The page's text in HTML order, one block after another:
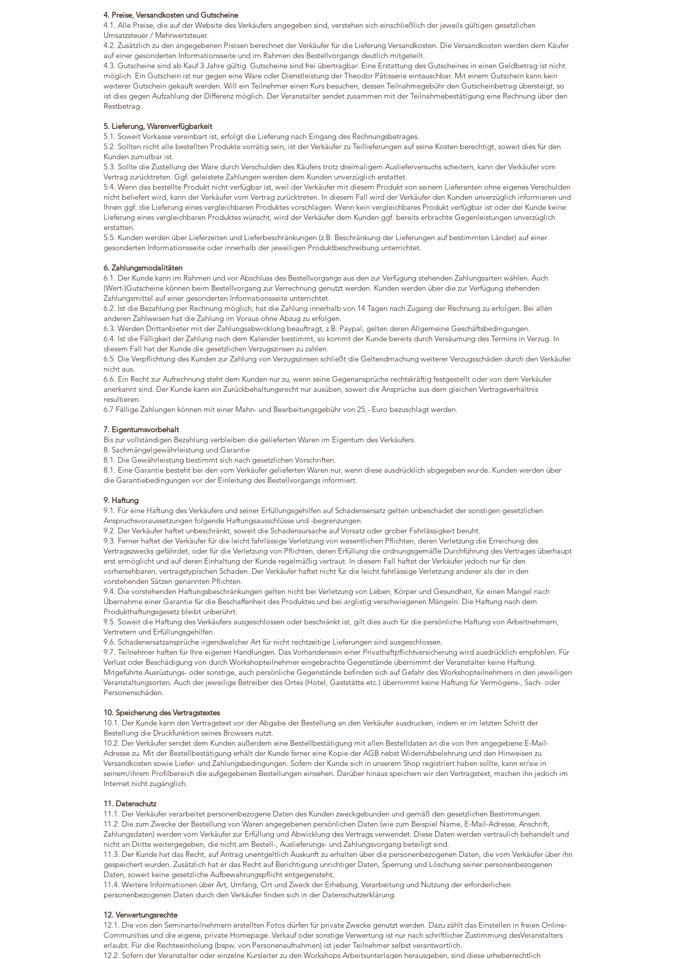
4. Preise, Versandkosten und Gutscheine
4.1. Alle Preise, die auf der Website des Verkäufers angegeben sind, verstehen sich einschließlich der jeweils gültigen gesetzlichen
Umsatzsteuer / Mehrwertsteuer.
4.2. Zusätzlich zu den angegebenen Preisen berechnet der Verkäufer für die Lieferung Versandkosten. Die Versandkosten werden dem Käufer
auf einer gesonderten Informationsseite und im Rahmen des Bestellvorgangs deutlich mitgeteilt.
4.3. Gutscheine sind ab Kauf 3 Jahre gültig. Gutscheine sind frei übertragbar. Eine Erstattung des Gutscheines in einen Geldbetrag ist nicht
möglich. Ein Gutschein ist nur gegen eine Ware oder Dienstleistung der Theodor Pâtisserie eintauschbar. Mit einem Gutschein kann kein
weiterer Gutschein gekauft werden. Will ein Teilnehmer einen Kurs besuchen, dessen Teilnahmegebühr den Gutscheinbetrag übersteigt, so
ist dies gegen Aufzahlung der Differenz möglich. Der Veranstalter sendet zusammen mit der Teilnahmebestätigung eine Rechnung über den
Restbetrag.
5. Lieferung, Warenverfügbarkeit
5.1. Soweit Vorkasse vereinbart ist, erfolgt die Lieferung nach Eingang des Rechnungsbetrages.
5.2. Sollten nicht alle bestellten Produkte vorrätig sein, ist der Verkäufer zu Teillieferungen auf seine Kosten berechtigt, soweit dies für den
Kunden zumutbar ist.
5.3. Sollte die Zustellung der Ware durch Verschulden des Käufers trotz dreimaligem Auslieferversuchs scheitern, kann der Verkäufer vom
Vertrag zurücktreten. Ggf. geleistete Zahlungen werden dem Kunden unverzüglich erstattet.
5.4. Wenn das bestellte Produkt nicht verfügbar ist, weil der Verkäufer mit diesem Produkt von seinem Lieferanten ohne eigenes Verschulden
nicht beliefert wird, kann der Verkäufer vom Vertrag zurücktreten. In diesem Fall wird der Verkäufer den Kunden unverzüglich informieren und
Ihnen ggf. die Lieferung eines vergleichbaren Produktes vorschlagen. Wenn kein vergleichbares Produkt verfügbar ist oder der Kunde keine
Lieferung eines vergleichbaren Produktes wünscht, wird der Verkäufer dem Kunden ggf. bereits erbrachte Gegenleistungen unverzüglich
erstatten.
5.5. Kunden werden über Lieferzeiten und Lieferbeschränkungen (z.B. Beschränkung der Lieferungen auf bestimmten Länder) auf einer
gesonderten Informationsseite oder innerhalb der jeweiligen Produktbeschreibung unterrichtet.
6. Zahlungsmodalitäten
6.1. Der Kunde kann im Rahmen und vor Abschluss des Bestellvorgangs aus den zur Verfügung stehenden Zahlungsarten wählen. Auch
(Wert-)Gutscheine können beim Bestellvorgang zur Verrechnung genutzt werden. Kunden werden über die zur Verfügung stehenden
Zahlungsmittel auf einer gesonderten Informationsseite unterrichtet.
6.2. Ist die Bezahlung per Rechnung möglich, hat die Zahlung innerhalb von 14 Tagen nach Zugang der Rechnung zu erfolgen. Bei allen
anderen Zahlweisen hat die Zahlung im Voraus ohne Abzug zu erfolgen.
6.3. Werden Drittanbieter mit der Zahlungsabwicklung beauftragt, z.B. Paypal, gelten deren Allgemeine Geschäftsbedingungen.
6.4. Ist die Fälligkeit der Zahlung nach dem Kalender bestimmt, so kommt der Kunde bereits durch Versäumung des Termins in Verzug. In
diesem Fall hat der Kunde die gesetzlichen Verzugszinsen zu zahlen.
6.5. Die Verpflichtung des Kunden zur Zahlung von Verzugszinsen schließt die Geltendmachung weiterer Verzugsschäden durch den Verkäufer
nicht aus.
6.6. Ein Recht zur Aufrechnung steht dem Kunden nur zu, wenn seine Gegenansprüche rechtskräftig festgestellt oder von dem Verkäufer
anerkannt sind. Der Kunde kann ein Zurückbehaltungsrecht nur ausüben, soweit die Ansprüche aus dem gleichen Vertragsverhältnis
resultieren.
6.7 Fällige Zahlungen können mit einer Mahn- und Bearbeitungsgebühr von 25,- Euro bezuschlagt werden.
7. Eigentumsvorbehalt
Bis zur vollständigen Bezahlung verbleiben die gelieferten Waren im Eigentum des Verkäufers.
8. Sachmängelgewährleistung und Garantie
8.1. Die Gewährleistung bestimmt sich nach gesetzlichen Vorschriften.
8.1. Eine Garantie besteht bei den vom Verkäufer gelieferten Waren nur, wenn diese ausdrücklich abgegeben wurde. Kunden werden über
die Garantiebedingungen vor der Einleitung des Bestellvorgangs informiert.
9. Haftung
9.1. Für eine Haftung des Verkäufers und seiner Erfüllungsgehilfen auf Schadensersatz gelten unbeschadet der sonstigen gesetzlichen
Anspruchsvoraussetzungen folgende Haftungsausschlüsse und -begrenzungen.
9.2. Der Verkäufer haftet unbeschränkt, soweit die Schadensursache auf Vorsatz oder grober Fahrlässigkeit beruht.
9.3. Ferner haftet der Verkäufer für die leicht fahrlässige Verletzung von wesentlichen Pflichten, deren Verletzung die Erreichung des
Vertragszwecks gefährdet, oder für die Verletzung von Pflichten, deren Erfüllung die ordnungsgemäße Durchführung des Vertrages überhaupt
erst ermöglicht und auf deren Einhaltung der Kunde regelmäßig vertraut. In diesem Fall haftet der Verkäufer jedoch nur für den
vorhersehbaren, vertragstypischen Schaden. Der Verkäufer haftet nicht für die leicht fahrlässige Verletzung anderer als der in den
vorstehenden Sätzen genannten Pflichten.
9.4. Die vorstehenden Haftungsbeschränkungen gelten nicht bei Verletzung von Leben, Körper und Gesundheit, für einen Mangel nach
Übernahme einer Garantie für die Beschaffenheit des Produktes und bei arglistig verschwiegenen Mängeln. Die Haftung nach dem
Produkthaftungsgesetz bleibt unberührt.
9.5. Soweit die Haftung des Verkäufers ausgeschlossen oder beschränkt ist, gilt dies auch für die persönliche Haftung von Arbeitnehmern,
Vertretern und Erfüllungsgehilfen.
9.6. Schadenersatzansprüche irgendwelcher Art für nicht rechtzeitige Lieferungen sind ausgeschlossen.
9.7. Teilnehmer haften für Ihre eigenen Handlungen. Das Vorhandensein einer Privathaftpflichtversicherung wird ausdrücklich empfohlen. Für
Verlust oder Beschädigung von durch Workshopteilnehmer eingebrachte Gegenstände übernimmt der Veranstalter keine Haftung.
Mitgeführte Ausrüstungs- oder sonstige, auch persönliche Gegenstände befinden sich auf Gefahr des Workshopteilnehmers in den jeweiligen
Veranstaltungsorten. Auch der jeweilige Betreiber des Ortes (Hotel, Gaststätte etc.) übernimmt keine Haftung für Vermögens-, Sach- oder
Personenschäden.
10. Speicherung des Vertragstextes
10.1. Der Kunde kann den Vertragstext vor der Abgabe der Bestellung an den Verkäufer ausdrucken, indem er im letzten Schritt der
Bestellung die Druckfunktion seines Browsers nutzt.
10.2. Der Verkäufer sendet dem Kunden außerdem eine Bestellbestätigung mit allen Bestelldaten an die von Ihm angegebene E-Mail-
Adresse zu. Mit der Bestellbestätigung erhält der Kunde ferner eine Kopie der AGB nebst Widerrufsbelehrung und den Hinweisen zu
Versandkosten sowie Liefer- und Zahlungsbedingungen. Sofern der Kunde sich in unserem Shop registriert haben sollte, kann er/sie in
seinem/ihrem Profilbereich die aufgegebenen Bestellungen einsehen. Darüber hinaus speichern wir den Vertragstext, machen ihn jedoch im
Internet nicht zugänglich.
11. Datenschutz
11.1. Der Verkäufer verarbeitet personenbezogene Daten des Kunden zweckgebunden und gemäß den gesetzlichen Bestimmungen.
11.2. Die zum Zwecke der Bestellung von Waren angegebenen persönlichen Daten (wie zum Beispiel Name, E-Mail-Adresse, Anschrift,
Zahlungsdaten) werden vom Verkäufer zur Erfüllung und Abwicklung des Vertrags verwendet. Diese Daten werden vertraulich behandelt und
nicht an Dritte weitergegeben, die nicht am Bestell-, Auslieferungs- und Zahlungsvorgang beteiligt sind.
11.3. Der Kunde hat das Recht, auf Antrag unentgeltlich Auskunft zu erhalten über die personenbezogenen Daten, die vom Verkäufer über ihn
gespeichert wurden. Zusätzlich hat er das Recht auf Berichtigung unrichtiger Daten, Sperrung und Löschung seiner personenbezogenen
Daten, soweit keine gesetzliche Aufbewahrungspflicht entgegensteht.
11.4. Weitere Informationen über Art, Umfang, Ort und Zweck der Erhebung, Verarbeitung und Nutzung der erforderlichen
personenbezogenen Daten durch den Verkäufer finden sich in der Datenschutzerklärung.
12. Verwertungsrechte
12.1. Die von den Seminarteilnehmern erstellten Fotos dürfen für private Zwecke genutzt werden. Dazu zählt das Einstellen in freien Online-
Communities und die eigene, private Homepage. Verkauf oder sonstige Verwertung ist nur nach schriftlicher Zustimmung desVeranstalters
erlaubt. Für die Rechteeinholung (bspw. von Personenaufnahmen) ist jeder Teilnehmer selbst verantwortlich.
12.2. Sofern der Veranstalter oder einzelne Kursleiter zu den Workshops Arbeitsunterlagen herausgeben, sind diese urheberrechtlich